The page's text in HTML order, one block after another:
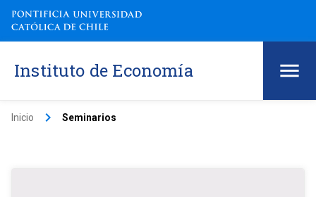
Instituto de Economía
Inicio keyboard_arrow_right Seminarios